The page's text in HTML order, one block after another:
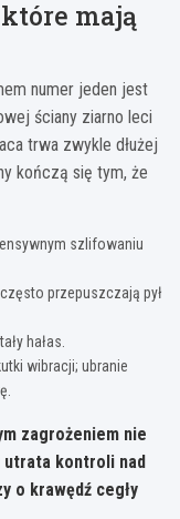
które mają
numer jeden jest
ściany ziarno leci
trwa zwykle dłużej
kończą się tym, że
szlifowaniu
przepuszczają pył
hałas.
wibracji; ubranie
zagrożeniem nie
utrata kontroli nad
o krawędź cegły